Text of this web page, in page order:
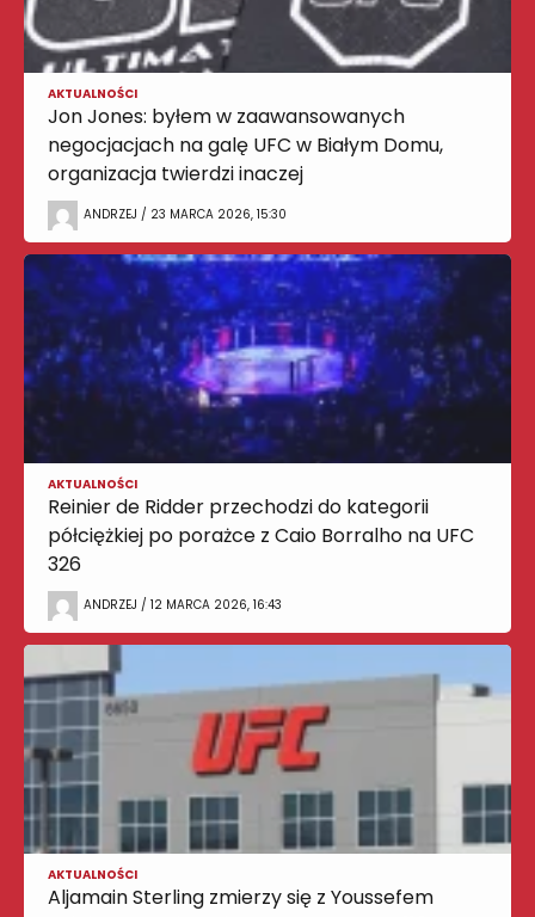
AKTUALNOŚCI
Jon Jones: byłem w zaawansowanych
negocjacjach na galę UFC w Białym Domu,
organizacja twierdzi inaczej
ANDRZEJ / 23 MARCA 2026, 15:30
AKTUALNOŚCI
Reinier de Ridder przechodzi do kategorii
półciężkiej po porażce z Caio Borralho na UFC
326
ANDRZEJ / 12 MARCA 2026, 16:43
AKTUALNOŚCI
Aljamain Sterling zmierzy się z Youssefem